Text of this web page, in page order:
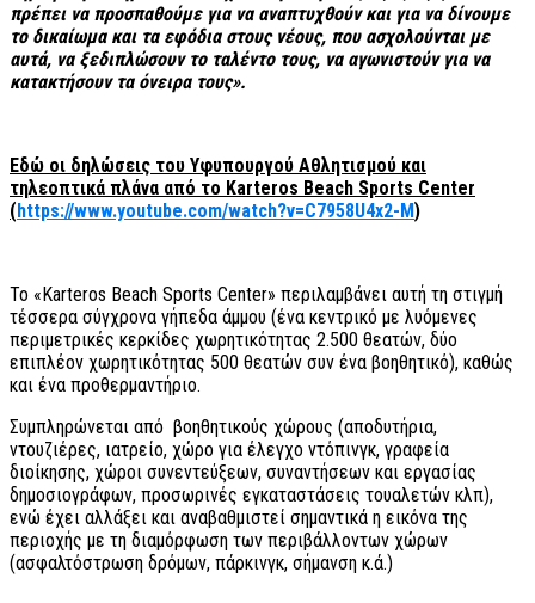
πρέπει να προσπαθούμε για να αναπτυχθούν και για να δίνουμε
το δικαίωμα και τα εφόδια στους νέους, που ασχολούνται με
αυτά, να ξεδιπλώσουν το ταλέντο τους, να αγωνιστούν για να
κατακτήσουν τα όνειρα τους».
Εδώ οι δηλώσεις του Υφυπουργού Αθλητισμού και
τηλεοπτικά πλάνα από το Karteros Beach Sports Center
(https://www.youtube.com/watch?v=C7958U4x2-M)
Το «Karteros Beach Sports Center» περιλαμβάνει αυτή τη στιγμή
τέσσερα σύγχρονα γήπεδα άμμου (ένα κεντρικό με λυόμενες
περιμετρικές κερκίδες χωρητικότητας 2.500 θεατών, δύο
επιπλέον χωρητικότητας 500 θεατών συν ένα βοηθητικό), καθώς
και ένα προθερμαντήριο.
Συμπληρώνεται από βοηθητικούς χώρους (αποδυτήρια,
ντουζιέρες, ιατρείο, χώρο για έλεγχο ντόπινγκ, γραφεία
διοίκησης, χώροι συνεντεύξεων, συναντήσεων και εργασίας
δημοσιογράφων, προσωρινές εγκαταστάσεις τουαλετών κλπ),
ενώ έχει αλλάξει και αναβαθμιστεί σημαντικά η εικόνα της
περιοχής με τη διαμόρφωση των περιβάλλοντων χώρων
(ασφαλτόστρωση δρόμων, πάρκινγκ, σήμανση κ.ά.)